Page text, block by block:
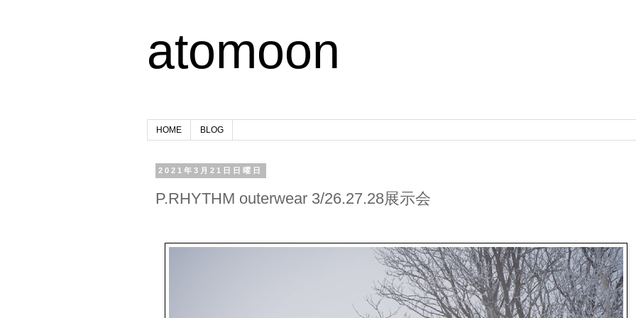
atomoon
HOME BLOG
2021年3月21日日曜日
P.RHYTHM outerwear 3/26.27.28展示会